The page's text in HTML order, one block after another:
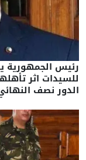
رئيس الجمهورية
الدور نصف